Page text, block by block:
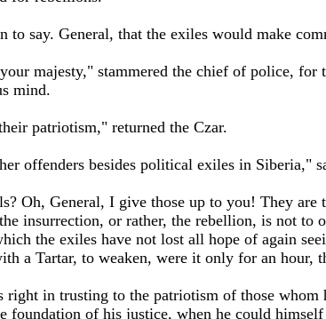
to say. General, that the exiles would make
majesty," stammered the chief of police, for
mind.
patriotism," returned the Czar.
offenders besides political exiles in Siberia,"
Oh, General, I give those up to you! They
insurrection, or rather, the rebellion, is not to
the exiles have not lost all hope of again
a Tartar, to weaken, were it only for an hour,
right in trusting to the patriotism of those
foundation of his justice, when he could